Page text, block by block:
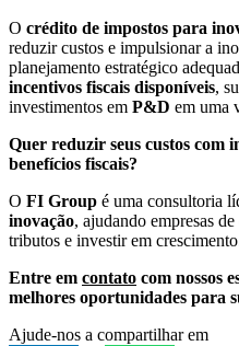
O crédito de impostos para
reduzir custos e impulsionar a
planejamento estratégico
incentivos fiscais disponíveis,
investimentos em P&D em uma
Quer reduzir seus custos com
benefícios fiscais?
O FI Group é uma consultoria
inovação, ajudando empresas
tributos e investir em
Entre em contato com nossos
melhores oportunidades para
Ajude-nos a compartilhar em